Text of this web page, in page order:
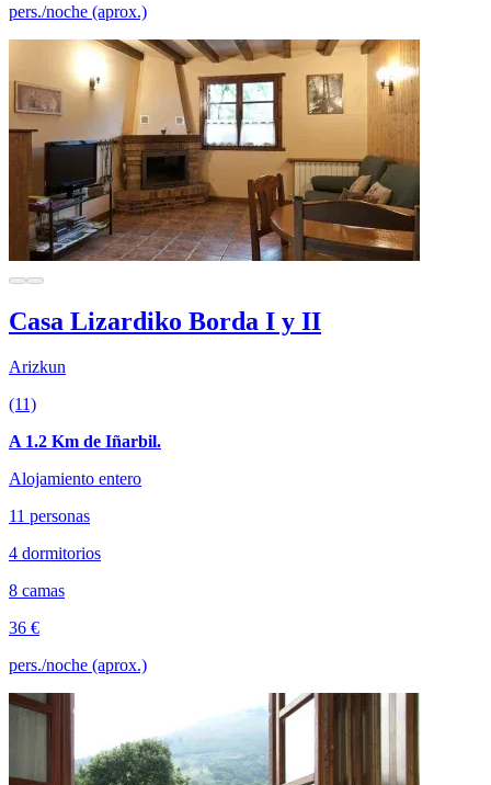
pers./noche (aprox.)
Casa Lizardiko Borda I y II
Arizkun
(11)
A 1.2 Km de Iñarbil.
Alojamiento entero
11 personas
4 dormitorios
8 camas
36 €
pers./noche (aprox.)